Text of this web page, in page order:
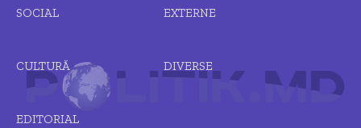
SOCIAL EXTERNE
CULTURĂ DIVERSE
EDITORIAL